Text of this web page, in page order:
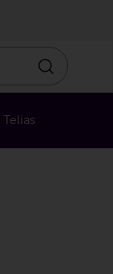
Otsin
Telias